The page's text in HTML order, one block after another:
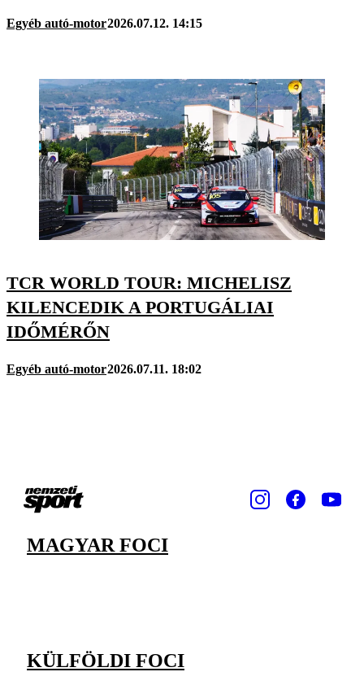
Egyéb autó-motor2026.07.12. 14:15
TCR WORLD TOUR: MICHELISZ
KILENCEDIK A PORTUGÁLIAI
IDŐMÉRŐN
Egyéb autó-motor2026.07.11. 18:02
MAGYAR FOCI
KÜLFÖLDI FOCI